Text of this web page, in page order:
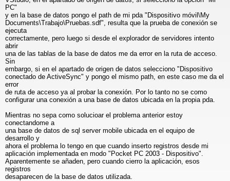
PC"
y en la base de datos pongo el path de mi pda "Dispositivo móvil\My
Documents\Trabajo\Pruebas.sdf", resulta que la prueba de conexión se
ejecuta
correctamente, pero luego si desde el explorador de servidores intento
abrir
una de las tablas de la base de datos me da error en la ruta de acceso.
Sin
embargo, si en el apartado de origen de datos selecciono "Dispositivo
conectado de ActiveSync" y pongo el mismo path, en este caso me da el
error
de ruta de acceso ya al probar la conexión. Por lo tanto no se como
configurar una conexión a una base de datos ubicada en la propia pda.
Mientras no sepa como solucioar el problema anterior estoy
conectandome a
una base de datos de sql server mobile ubicada en el equipo de
desarrollo y
ahora el problema lo tengo en que cuando inserto registros desde mi
aplicación implementada en modo "Pocket PC 2003 - Dispositivo".
Aparentemente se añaden, pero cuando cierro la aplicación, esos
registros
desaparecen de la base de datos utilizada.